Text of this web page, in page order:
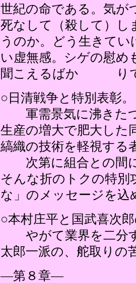
世紀の命である。気
死なして（殺して）し
うのか。どう生きて
い虚無感。シゲの慰め
聞こえるばか り
○日清戦争と特別表彰。
軍需景気に沸きたつ
生産の増大で肥大し
縞織の技術を軽視する
次第に組合との間
そんな折のトクの特
な」のメッセージを込
○本村庄平と国武喜次
やがて業界を二分す
太郎一派の、舵取り
―第８章―